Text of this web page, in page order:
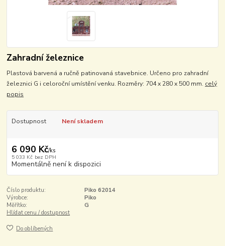
Zahradní železnice
Plastová barvená a ručně patinovaná stavebnice. Určeno pro zahradní
železnici G i celoroční umístění venku. Rozměry: 704 x 280 x 500 mm. celý
popis
Dostupnost Není skladem
6 090 Kč/ks
5 033 Kč bez DPH
Momentálně není k dispozici
Číslo produktu:
Piko 62014
Výrobce:
Piko
Měřítko:
G
Hlídat cenu / dostupnost
Do oblíbených